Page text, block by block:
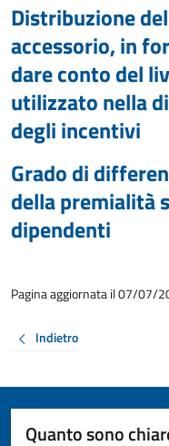
Distribuzione
accessorio, in
dare conto del
utilizzato nella
degli incentivi
Grado di
della premialità
dipendenti
Pagina aggiornata il 07/07/
Indietro
Quanto sono